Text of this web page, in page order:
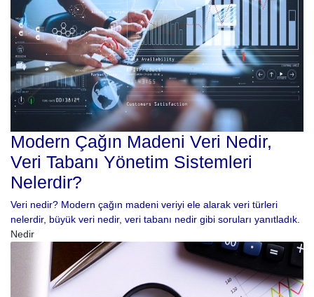
Modern Çağın Madeni Veri Nedir,
Veri Tabanı Yönetim Sistemleri
Nelerdir?
Veri nedir? Modern çağın madeni veriyi ele alarak veri türleri
nelerdir, büyük veri nedir, veri tabanı nedir gibi soruları yanıtladık.
Nedir